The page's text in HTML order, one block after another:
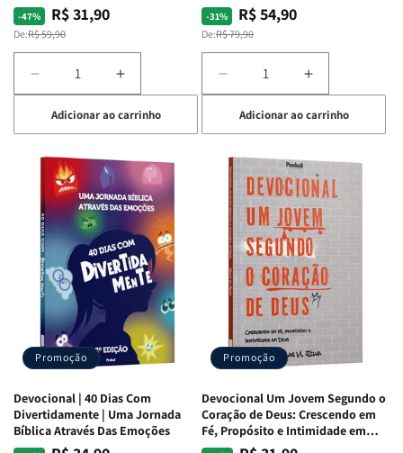
-47%
Preço
normal
De:R$ 59,90
Preço
promocional
R$ 31,90
Diminuir
a
quantidade
de
Devocional
Quarto
de
Guerra
Isabelle
S.
Alves
Aumentar
a
quantidade
de
Devocional
Quarto
de
Guerra
|
Isabelle
S.
Alves
Adicionar ao carrinho
-31%
Preço
normal
De:R$ 79,90
Preço
promocional
R$ 54,90
Diminuir
a
quantidade
de
Devocional
Café
com
Mulheres
da
Bíblia
Equipe
Teológica
Penkal
Aumentar
a
quantidade
de
Devocional
Café
com
Mulheres
da
Bíblia
|
Equipe
Teológica
Penkal
Adicionar ao carrinho
Promoção
Devocional | 40 Dias Com
Divertidamente | Uma Jornada
Bíblica Através Das Emoções
Promoção
Devocional Um Jovem Segundo o
Coração de Deus: Crescendo em
Fé, Propósito e Intimidade em
Deus